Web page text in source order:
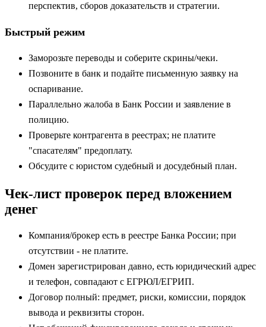
перспектив, сборов доказательств и стратегии.
Быстрый режим
Заморозьте переводы и соберите скрины/чеки.
Позвоните в банк и подайте письменную заявку на
оспаривание.
Параллельно жалоба в Банк России и заявление в
полицию.
Проверьте контрагента в реестрах; не платите
"спасателям" предоплату.
Обсудите с юристом судебный и досудебный план.
Чек-лист проверок перед вложением
денег
Компания/брокер есть в реестре Банка России; при
отсутствии - не платите.
Домен зарегистрирован давно, есть юридический адрес
и телефон, совпадают с ЕГРЮЛ/ЕГРИП.
Договор полный: предмет, риски, комиссии, порядок
вывода и реквизиты сторон.